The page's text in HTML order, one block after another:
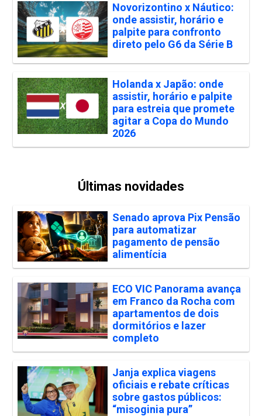
Novorizontino x Náutico:
onde assistir, horário e
palpite para confronto
direto pelo G6 da Série B
Holanda x Japão: onde
assistir, horário e palpite
para estreia que promete
agitar a Copa do Mundo
2026
Últimas novidades
Senado aprova Pix Pensão
para automatizar
pagamento de pensão
alimentícia
ECO VIC Panorama avança
em Franco da Rocha com
apartamentos de dois
dormitórios e lazer
completo
Janja explica viagens
oficiais e rebate críticas
sobre gastos públicos:
“misoginia pura”